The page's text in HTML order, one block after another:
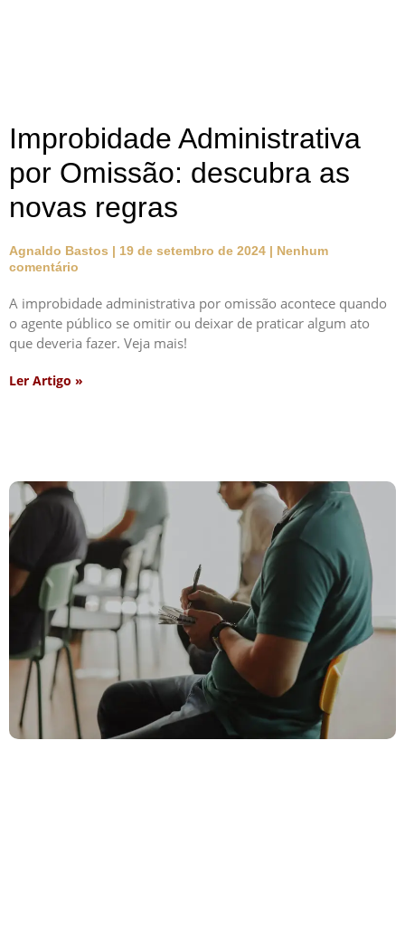
Improbidade Administrativa
por Omissão: descubra as
novas regras
Agnaldo Bastos 19 de setembro de 2024
Nenhum
comentário
A improbidade administrativa por omissão acontece quando
o agente público se omitir ou deixar de praticar algum ato
que deveria fazer. Veja mais!
Ler Artigo »